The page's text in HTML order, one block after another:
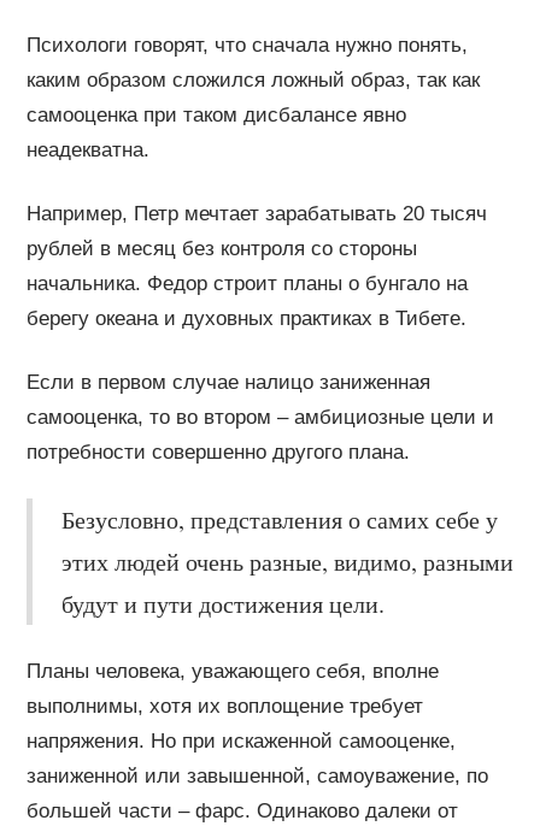
Психологи говорят, что сначала нужно понять,
каким образом сложился ложный образ, так как
самооценка при таком дисбалансе явно
неадекватна.
Например, Петр мечтает зарабатывать 20 тысяч
рублей в месяц без контроля со стороны
начальника. Федор строит планы о бунгало на
берегу океана и духовных практиках в Тибете.
Если в первом случае налицо заниженная
самооценка, то во втором – амбициозные цели и
потребности совершенно другого плана.
Безусловно, представления о самих себе у
этих людей очень разные, видимо, разными
будут и пути достижения цели.
Планы человека, уважающего себя, вполне
выполнимы, хотя их воплощение требует
напряжения. Но при искаженной самооценке,
заниженной или завышенной, самоуважение, по
большей части – фарс. Одинаково далеки от